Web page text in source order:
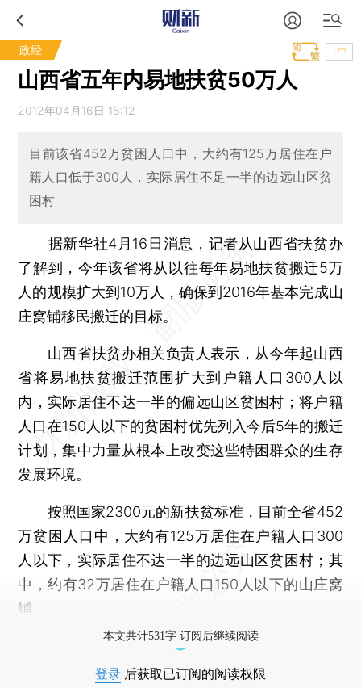
政经 T中
山西省五年内易地扶贫50万人
2012年04月16日 18:12
目前该省452万贫困人口中，大约有125万居住在户
籍人口低于300人，实际居住不足一半的边远山区贫
困村
据新华社4月16日消息，记者从山西省扶贫办
了解到，今年该省将从以往每年易地扶贫搬迁5万
人的规模扩大到10万人，确保到2016年基本完成山
庄窝铺移民搬迁的目标。
山西省扶贫办相关负责人表示，从今年起山西
省将易地扶贫搬迁范围扩大到户籍人口300人以
内，实际居住不达一半的偏远山区贫困村；将户籍
人口在150人以下的贫困村优先列入今后5年的搬迁
计划，集中力量从根本上改变这些特困群众的生存
发展环境。
按照国家2300元的新扶贫标准，目前全省452
万贫困人口中，大约有125万居住在户籍人口300
人以下，实际居住不达一半的边远山区贫困村；其
中，约有32万居住在户籍人口150人以下的山庄窝
铺。
本文共计531字 订阅后继续阅读
登录 后获取已订阅的阅读权限